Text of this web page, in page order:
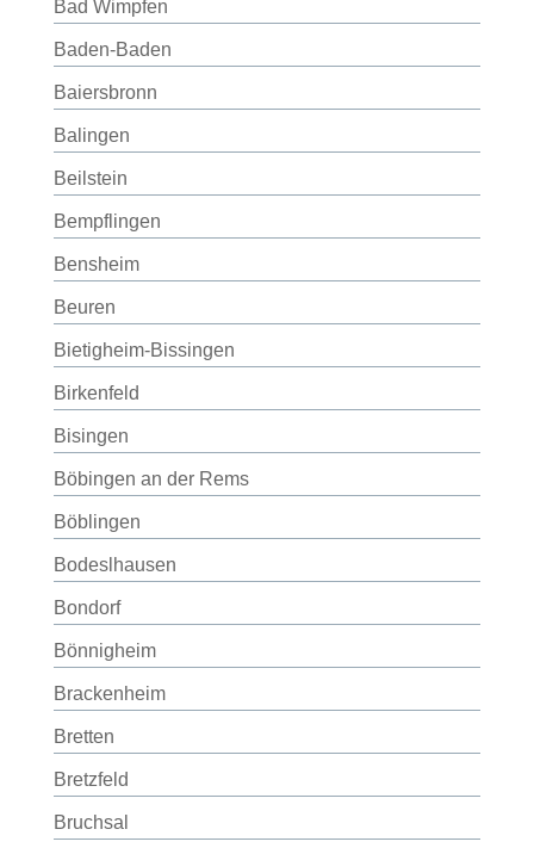
Bad Wimpfen
Baden-Baden
Baiersbronn
Balingen
Beilstein
Bempflingen
Bensheim
Beuren
Bietigheim-Bissingen
Birkenfeld
Bisingen
Böbingen an der Rems
Böblingen
Bodeslhausen
Bondorf
Bönnigheim
Brackenheim
Bretten
Bretzfeld
Bruchsal